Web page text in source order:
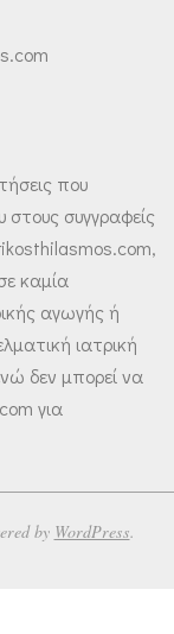
που
στους συγγραφείς
καμία
αγωγής ή
ιατρική
δεν μπορεί να
για
by WordPress.